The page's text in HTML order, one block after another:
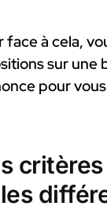
à cela,
sur une
pour